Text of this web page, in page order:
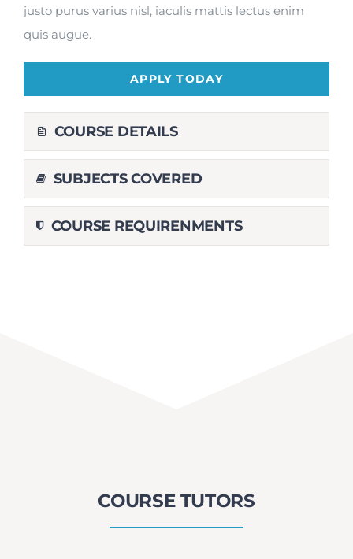
justo purus varius nisl, iaculis mattis lectus enim
quis augue.
APPLY TODAY
COURSE DETAILS
SUBJECTS COVERED
COURSE REQUIRENMENTS
COURSE TUTORS